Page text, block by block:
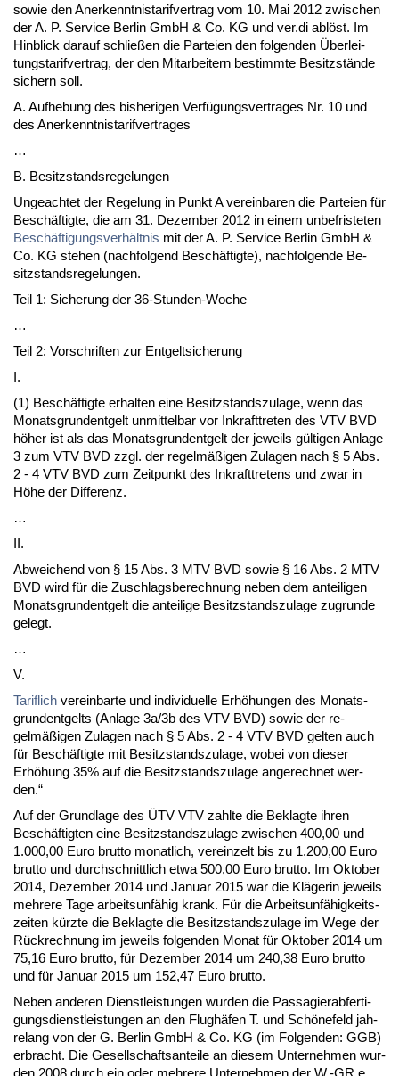
so­wie den An­er­kennt­nis­ta­rif­ver­trag vom 10. Mai 2012 zwi­schen
der A. P. Ser­vice Ber­lin GmbH & Co. KG und ver.di ablöst. Im
Hin­blick dar­auf schließen die Par­tei­en den fol­gen­den Über­lei­
tungs­ta­rif­ver­trag, der den Mit­ar­bei­tern be­stimm­te Be­sitzstände
si­chern soll.
A. Auf­he­bung des bis­he­ri­gen Verfügungs­ver­tra­ges Nr. 10 und
des An­er­kennt­nis­ta­rif­ver­tra­ges
…
B. Be­sitz­stands­re­ge­lun­gen
Un­ge­ach­tet der Re­ge­lung in Punkt A ver­ein­ba­ren die Par­tei­en für
Beschäftig­te, die am 31. De­zem­ber 2012 in ei­nem un­be­fris­te­ten
Beschäfti­gungs­verhält­nis mit der A. P. Ser­vice Ber­lin GmbH &
Co. KG ste­hen (nach­fol­gend Beschäftig­te), nach­fol­gen­de Be­
sitz­stands­re­ge­lun­gen.
Teil 1: Si­che­rung der 36-St­un­den-Wo­che
…
Teil 2: Vor­schrif­ten zur Ent­gelt­si­che­rung
I.
(1) Beschäftig­te er­hal­ten ei­ne Be­sitz­stands­zu­la­ge, wenn das
Mo­nats­grun­dent­gelt un­mit­tel­bar vor In­kraft­tre­ten des VTV BVD
höher ist als das Mo­nats­grun­dent­gelt der je­weils gülti­gen An­la­ge
3 zum VTV BVD zzgl. der re­gelmäßigen Zu­la­gen nach § 5 Abs.
2 - 4 VTV BVD zum Zeit­punkt des In­kraft­tre­tens und zwar in
Höhe der Dif­fe­renz.
…
II.
Ab­wei­chend von § 15 Abs. 3 MTV BVD so­wie § 16 Abs. 2 MTV
BVD wird für die Zu­schlags­be­rech­nung ne­ben dem an­tei­li­gen
Mo­nats­grun­dent­gelt die an­tei­li­ge Be­sitz­stands­zu­la­ge zu­grun­de
ge­legt.
…
V.
Ta­rif­lich ver­ein­bar­te und in­di­vi­du­el­le Erhöhun­gen des Mo­nats­
grun­dent­gelts (An­la­ge 3a/3b des VTV BVD) so­wie der re­
gelmäßigen Zu­la­gen nach § 5 Abs. 2 - 4 VTV BVD gel­ten auch
für Beschäftig­te mit Be­sitz­stands­zu­la­ge, wo­bei von die­ser
Erhöhung 35% auf die Be­sitz­stands­zu­la­ge an­ge­rech­net wer­
den.“
Auf der Grund­la­ge des ÜTV VTV zahl­te die Be­klag­te ih­ren
Beschäftig­ten ei­ne Be­sitz­stands­zu­la­ge zwi­schen 400,00 und
1.000,00 Eu­ro brut­to mo­nat­lich, ver­ein­zelt bis zu 1.200,00 Eu­ro
brut­to und durch­schnitt­lich et­wa 500,00 Eu­ro brut­to. Im Ok­to­ber
2014, De­zem­ber 2014 und Ja­nu­ar 2015 war die Kläge­rin je­weils
meh­re­re Ta­ge ar­beits­unfähig krank. Für die Ar­beits­unfähig­keits­
zei­ten kürz­te die Be­klag­te die Be­sitz­stands­zu­la­ge im We­ge der
Rück­rech­nung im je­weils fol­gen­den Mo­nat für Ok­to­ber 2014 um
75,16 Eu­ro brut­to, für De­zem­ber 2014 um 240,38 Eu­ro brut­to
und für Ja­nu­ar 2015 um 152,47 Eu­ro brut­to.
Ne­ben an­de­ren Dienst­leis­tun­gen wur­den die Pas­sa­gier­ab­fer­ti­
gungs­dienst­leis­tun­gen an den Flughäfen T. und Schöne­feld jah­
re­lang von der G. Ber­lin GmbH & Co. KG (im Fol­gen­den: GGB)
er­bracht. Die Ge­sell­schafts­an­tei­le an die­sem Un­ter­neh­men wur­